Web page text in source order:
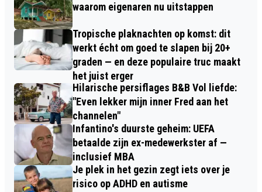
waarom eigenaren nu uitstappen
Tropische plaknachten op komst: dit
werkt écht om goed te slapen bij 20+
graden — en deze populaire truc maakt
het juist erger
Hilarische persiflages B&B Vol liefde:
"Even lekker mijn inner Fred aan het
channelen"
Infantino's duurste geheim: UEFA
betaalde zijn ex-medewerkster af —
inclusief MBA
Je plek in het gezin zegt iets over je
risico op ADHD en autisme